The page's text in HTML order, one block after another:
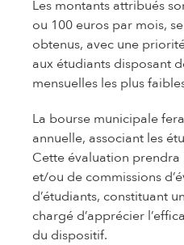
Les montants attribués
ou 100 euros par mois,
obtenus, avec une
aux étudiants disposant
mensuelles les plus
La bourse municipale
annuelle, associant les
Cette évaluation prendra
et/ou de commissions
d’étudiants, constituant
chargé d’apprécier
du dispositif.